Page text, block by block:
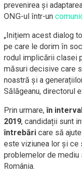
prevenirea și
ONG-ul într-un
„Inițiem acest dialog
pe care le dorim în
rodul implicării clasei
măsuri decisive care
noastră și a
Sălăgeanu, directorul
Prin urmare,în
2019, candidații sunt
întrebări care să
este viziunea lor și ce
problemelor de mediu
România.